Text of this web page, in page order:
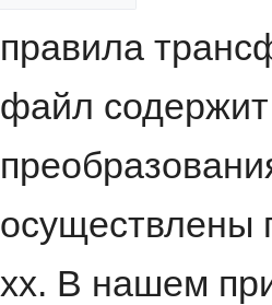
правила
файл
осуществлены
xx. В нашем